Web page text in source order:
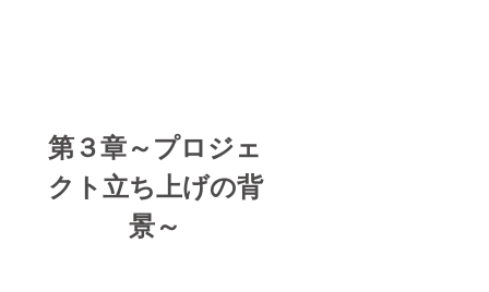
第３章～プロジェ
クト立ち上げの背
景～